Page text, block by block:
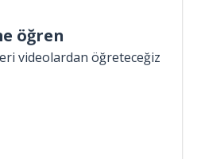
öğren
videolardan öğreteceğiz